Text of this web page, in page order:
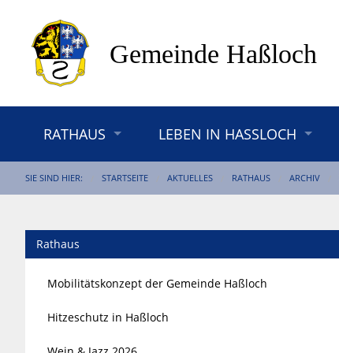
RATHAUS LEBEN IN HASSLOCH
SIE SIND HIER: STARTSEITE AKTUELLES RATHAUS ARCHIV
Rathaus
Mobilitätskonzept der Gemeinde Haßloch
Hitzeschutz in Haßloch